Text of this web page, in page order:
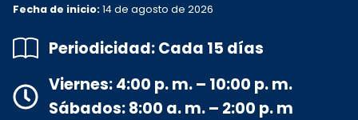
Fecha de inicio:14 de agosto de 2026
Periodicidad:Cada 15 días
Viernes:4:00 p. m. – 10:00 p. m.
Sábados:8:00 a. m. – 2:00 p. m